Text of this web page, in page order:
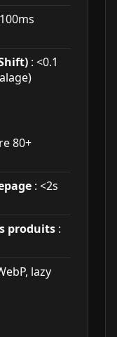
: <0.1
80+
: <2s
produits :
lazy